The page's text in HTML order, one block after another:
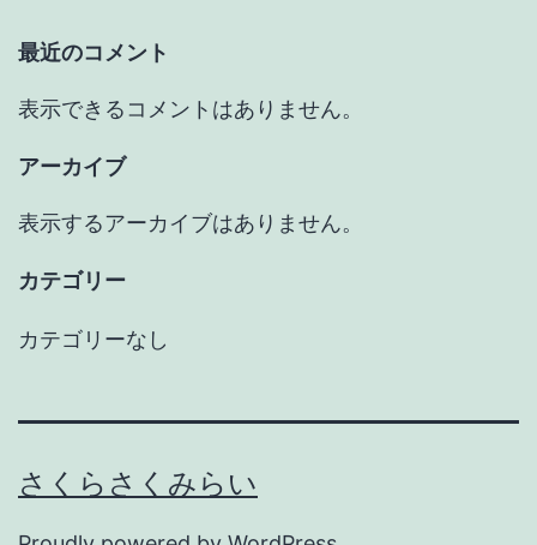
最近のコメント
表示できるコメントはありません。
アーカイブ
表示するアーカイブはありません。
カテゴリー
カテゴリーなし
さくらさくみらい